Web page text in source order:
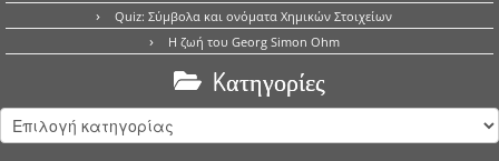
Quiz: Σύμβολα και ονόματα Χημικών Στοιχείων
Η ζωή του Georg Simon Ohm
Kατηγορίες
Kατηγορίες